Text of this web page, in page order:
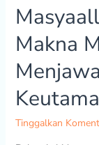
Makna
Tinggalkan
Masyaallah
Tabarakallah:
Makna
Cara
Menjawab,
dan
Keutamaannya